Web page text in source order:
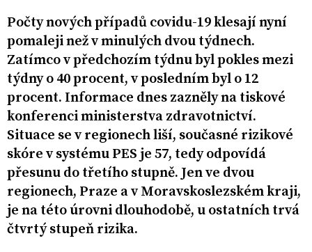
Počty nových případů covidu-19 klesají nyní
pomaleji než v minulých dvou týdnech.
Zatímco v předchozím týdnu byl pokles mezi
týdny o 40 procent, v posledním byl o 12
procent. Informace dnes zazněly na tiskové
konferenci ministerstva zdravotnictví.
Situace se v regionech liší, současné rizikové
skóre v systému PES je 57, tedy odpovídá
přesunu do třetího stupně. Jen ve dvou
regionech, Praze a v Moravskoslezském kraji,
je na této úrovni dlouhodobě, u ostatních trvá
čtvrtý stupeň rizika.